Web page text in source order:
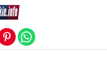
version